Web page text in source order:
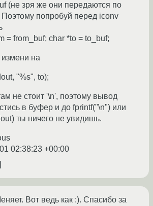
(не зря же они передаются по
Поэтому попробуй перед iconv
= from_buf; char *to = to_buf;
измени на
"%s", to);
не стоит '\n', поэтому вывод
в буфер и до fprintf("\n") или
ты ничего не увидишь.
02:38:23 +00:00
Вот ведь как :). Спасибо за